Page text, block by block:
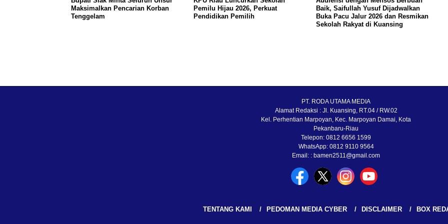
Maksimalkan Pencarian Korban
Tenggelam
Pemilu Hijau 2026, Perkuat
Pendidikan Pemilih
Baik, Saifullah Yusuf Dijadwalkan
Buka Pacu Jalur 2026 dan Resmikan
Sekolah Rakyat di Kuansing
PT. RODA UTAMA MEDIA
Alamat Redaksi : Jl. Kuansing, RT.04 / RW.02
Kel. Perhentian Marpoyan, Kec. Marpoyan Damai, Kota
Pekanbaru-Riau
Telepon: 0812 6656 1599
WhatsApp: 0812 9110 9564
Email: : bamen2511@gmail.com
TENTANG KAMI PEDOMAN MEDIA CYBER DISCLAIMER BOX